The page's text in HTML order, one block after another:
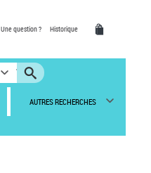
Une question ? Historique
AUTRES RECHERCHES